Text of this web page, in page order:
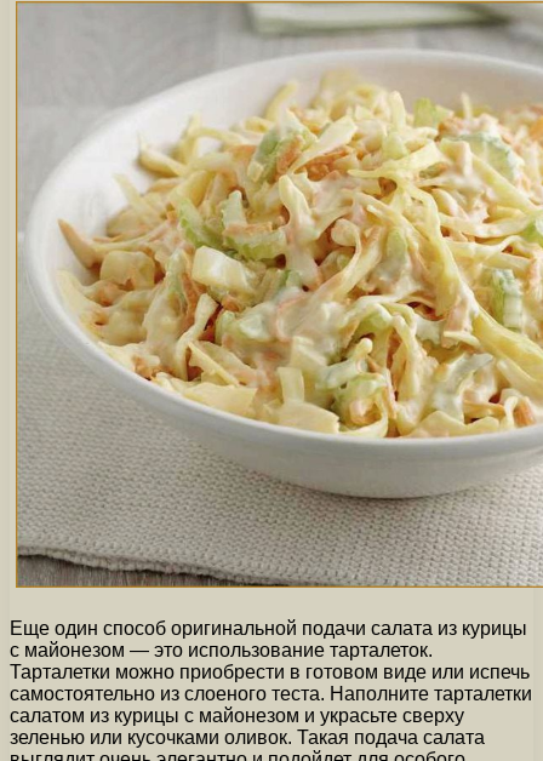
Еще один способ оригинальной подачи салата из курицы
с майонезом — это использование тарталеток.
Тарталетки можно приобрести в готовом виде или испечь
самостоятельно из слоеного теста. Наполните тарталетки
салатом из курицы с майонезом и украсьте сверху
зеленью или кусочками оливок. Такая подача салата